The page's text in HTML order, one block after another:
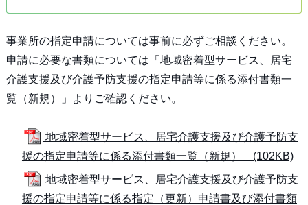
事業所の指定申請については事前に必ずご相談ください。
申請に必要な書類については「地域密着型サービス、居宅
介護支援及び介護予防支援の指定申請等に係る添付書類一
覧（新規）」よりご確認ください。
地域密着型サービス、居宅介護支援及び介護予防支
援の指定申請等に係る添付書類一覧（新規） (102KB)
地域密着型サービス、居宅介護支援及び介護予防支
援の指定申請等に係る指定（更新）申請書及び添付書類